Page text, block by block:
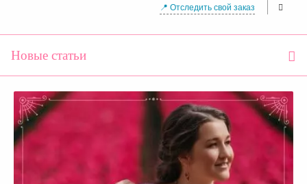
📍 Отследить свой заказ
Новые статьи